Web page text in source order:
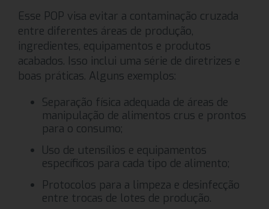
Esse POP visa evitar a contaminação cruzada
entre diferentes áreas de produção,
ingredientes, equipamentos e produtos
acabados. Isso inclui uma série de diretrizes e
boas práticas. Alguns exemplos:
Separação física adequada de áreas de
manipulação de alimentos crus e prontos
para o consumo;
Uso de utensílios e equipamentos
específicos para cada tipo de alimento;
Protocolos para a limpeza e desinfecção
entre trocas de lotes de produção.